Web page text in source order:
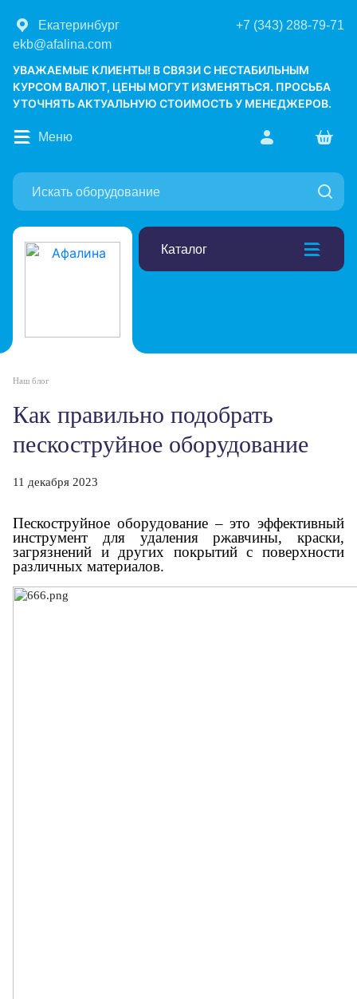
Екатеринбург
+7 (343) 288-79-71
ekb@afalina.com
УВАЖАЕМЫЕ КЛИЕНТЫ! В СВЯЗИ С НЕСТАБИЛЬНЫМ
КУРСОМ ВАЛЮТ, ЦЕНЫ МОГУТ ИЗМЕНЯТЬСЯ. ПРОСЬБА
УТОЧНЯТЬ АКТУАЛЬНУЮ СТОИМОСТЬ У МЕНЕДЖЕРОВ.
Каталог
Меню
Наш блог
Как правильно подобрать
пескоструйное оборудование
11 декабря 2023
Пескоструйное оборудование – это эффективный
инструмент для удаления ржавчины, краски,
загрязнений и других покрытий с поверхности
различных материалов.